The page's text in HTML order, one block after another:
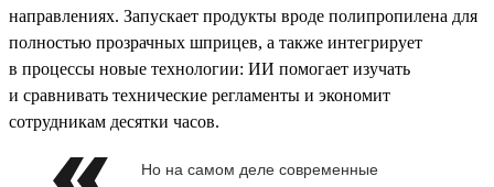
направлениях. Запускает продукты вроде полипропилена для
полностью прозрачных шприцев, а также интегрирует
в процессы новые технологии: ИИ помогает изучать
и сравнивать технические регламенты и экономит
сотрудникам десятки часов.
Но на самом деле современные